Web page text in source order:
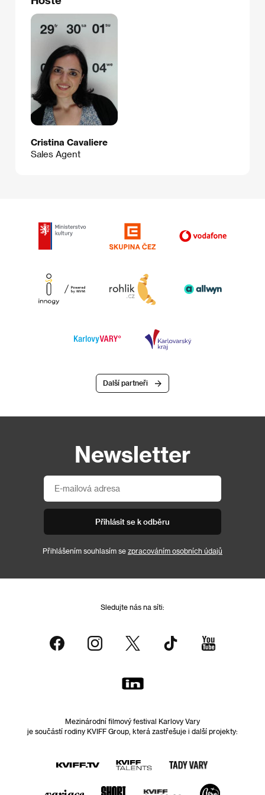
Cristina Cavaliere
Sales Agent
Další partneři
Newsletter
Přihlásit se k odběru
Přihlášením souhlasím se zpracováním osobních údajů
Sledujte nás na síti:
Mezinárodní filmový festival Karlovy Vary
je součástí rodiny KVIFF Group, která zastřešuje i další projekty: